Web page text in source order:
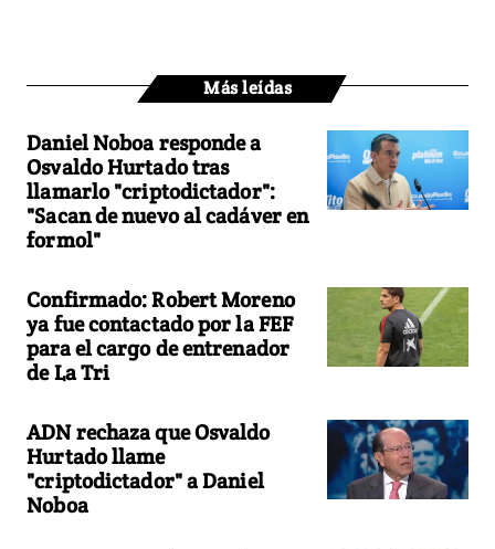
Más leídas
Daniel Noboa responde a
Osvaldo Hurtado tras
llamarlo "criptodictador":
"Sacan de nuevo al cadáver en
formol"
Confirmado: Robert Moreno
ya fue contactado por la FEF
para el cargo de entrenador
de La Tri
ADN rechaza que Osvaldo
Hurtado llame
"criptodictador" a Daniel
Noboa